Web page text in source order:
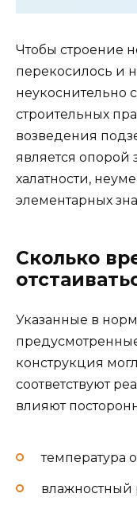
Чтобы строение
перекосилось и
неукоснительно
строительных
возведения
является опорой
халатности,
элементарных
Сколько
Указанные в
конструкция
соответствуют
влияют
температура